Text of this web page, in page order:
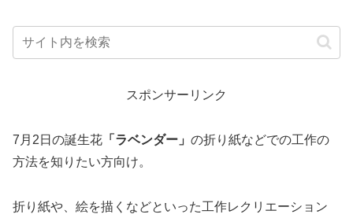
スポンサーリンク
7月2日の誕生花 「ラベンダー」 の折り紙などでの工作の
方法を知りたい方向け。
折り紙や、絵を描くなどといった工作レクリエーション